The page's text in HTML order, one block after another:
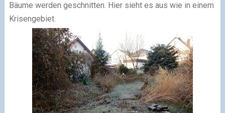
Bäume werden geschnitten. Hier sieht es aus wie in einem
Krisengebiet.